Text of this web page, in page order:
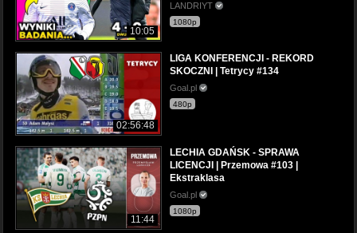
10:05
LANDRIYT
1080p
02:56:48
LIGA KONFERENCJI - REKORD
SKOCZNI | Tetrycy #134
Goal.pl
480p
11:44
LECHIA GDAŃSK - SPRAWA
LICENCJI | Przemowa #103 |
Ekstraklasa
Goal.pl
1080p